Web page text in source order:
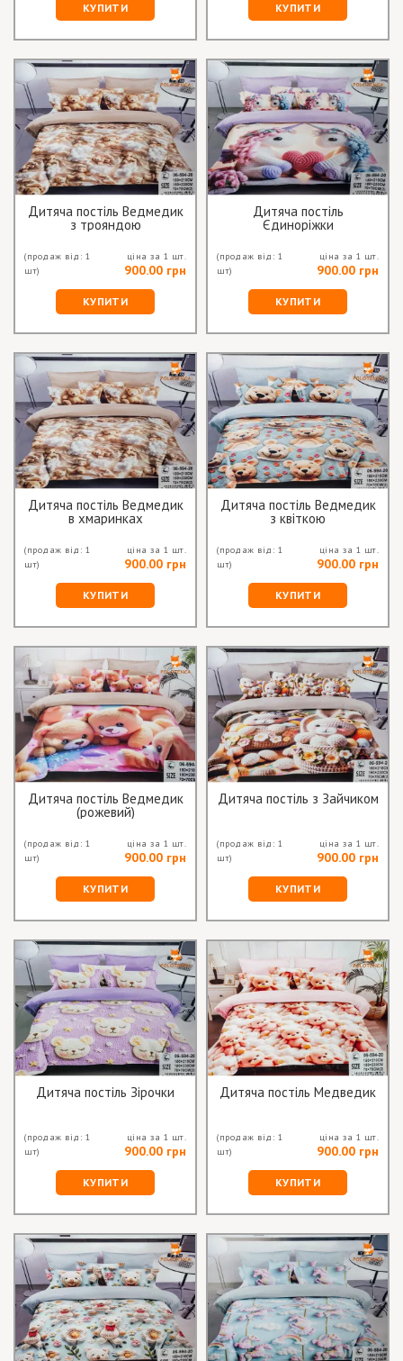
КУПИТИ КУПИТИ
Дитяча постіль Ведмедик
з трояндою
(продаж від: 1
шт)
ціна за 1 шт.
900.00 грн
КУПИТИ
Дитяча постіль
Єдиноріжки
(продаж від: 1
шт)
ціна за 1 шт.
900.00 грн
КУПИТИ
Дитяча постіль Ведмедик
в хмаринках
(продаж від: 1
шт)
ціна за 1 шт.
900.00 грн
КУПИТИ
Дитяча постіль Ведмедик
з квіткою
(продаж від: 1
шт)
ціна за 1 шт.
900.00 грн
КУПИТИ
Дитяча постіль Ведмедик
(рожевий)
(продаж від: 1
шт)
ціна за 1 шт.
900.00 грн
КУПИТИ
Дитяча постіль з Зайчиком
(продаж від: 1
шт)
ціна за 1 шт.
900.00 грн
КУПИТИ
Дитяча постіль Зірочки
(продаж від: 1
шт)
ціна за 1 шт.
900.00 грн
КУПИТИ
Дитяча постіль Медведик
(продаж від: 1
шт)
ціна за 1 шт.
900.00 грн
КУПИТИ